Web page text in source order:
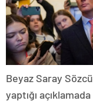
Beyaz Saray
yaptığı